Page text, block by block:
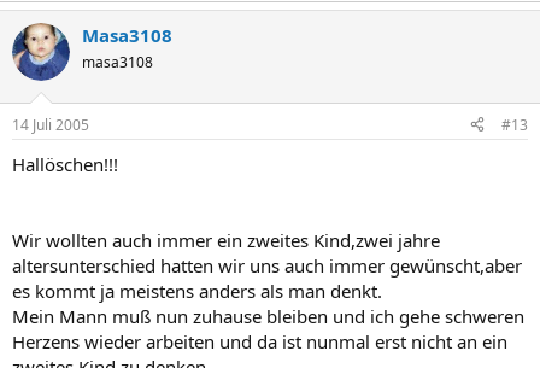
Masa3108
masa3108
14 Juli 2005 #13
Hallöschen!!!
Wir wollten auch immer ein zweites Kind,zwei jahre
altersunterschied hatten wir uns auch immer gewünscht,aber
es kommt ja meistens anders als man denkt.
Mein Mann muß nun zuhause bleiben und ich gehe schweren
Herzens wieder arbeiten und da ist nunmal erst nicht an ein